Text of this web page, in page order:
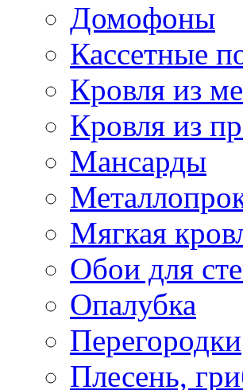
Домофоны
Кассетные
Кровля из
Кровля из
Мансарды
Мягкая
Обои для
Опалубка
Перегородки
Плесень,